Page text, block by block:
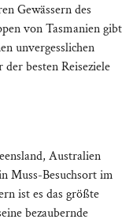
Gewässern des
von Tasmanien gibt
unvergesslichen
besten Reiseziele
Australien
Muss-Besuchsort im
ist es das größte
bezaubernde